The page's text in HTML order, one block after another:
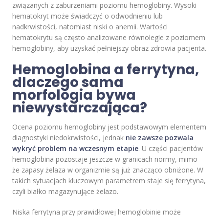
związanych z zaburzeniami poziomu hemoglobiny. Wysoki
hematokryt może świadczyć o odwodnieniu lub
nadkrwistości, natomiast niski o anemii. Wartości
hematokrytu są często analizowane równolegle z poziomem
hemoglobiny, aby uzyskać pełniejszy obraz zdrowia pacjenta.
Hemoglobina a ferrytyna,
dlaczego sama
morfologia bywa
niewystarczająca?
Ocena poziomu hemoglobiny jest podstawowym elementem
diagnostyki niedokrwistości, jednak nie zawsze pozwala
wykryć problem na wczesnym etapie. U części pacjentów
hemoglobina pozostaje jeszcze w granicach normy, mimo
że zapasy żelaza w organizmie są już znacząco obniżone. W
takich sytuacjach kluczowym parametrem staje się ferrytyna,
czyli białko magazynujące żelazo.
Niska ferrytyna przy prawidłowej hemoglobinie może